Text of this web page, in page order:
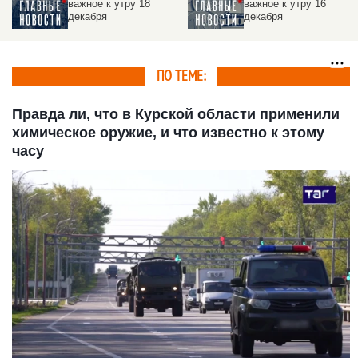
важное к утру 16
декабря
важное к утру 11
декабря
ПО ТЕМЕ:
Правда ли, что в Курской области применили
химическое оружие, и что известно к этому
часу